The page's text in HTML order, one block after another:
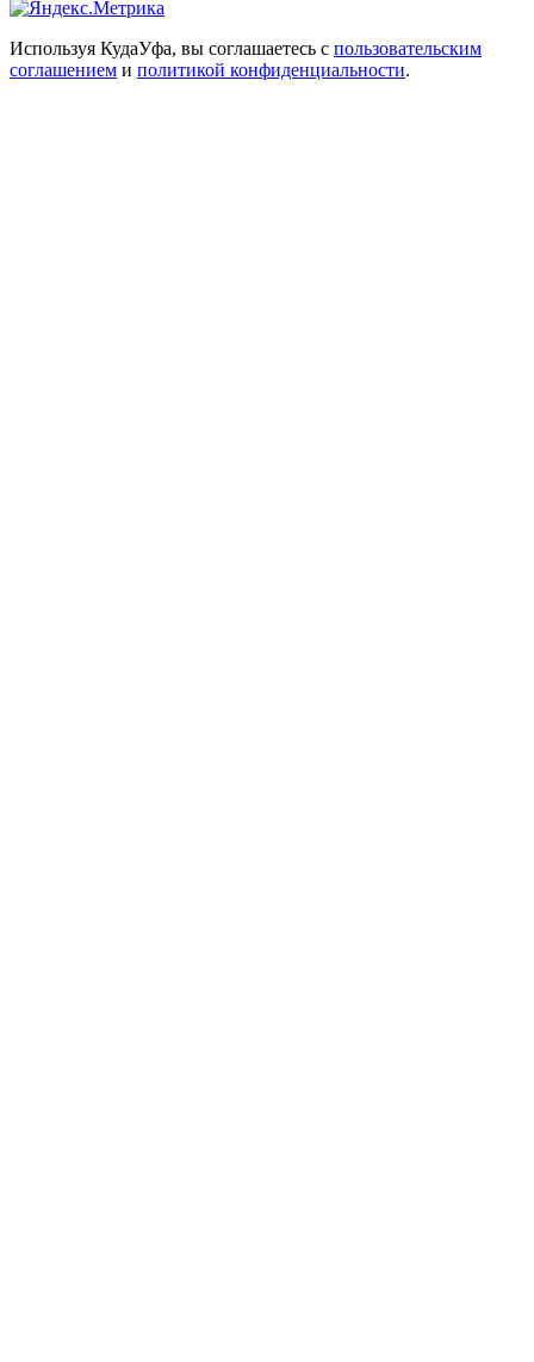
Используя КудаУфа, вы соглашаетесь с пользовательским
соглашением и политикой конфиденциальности.